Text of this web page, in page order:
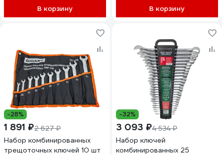
В корзину В корзину
-28%
1 891 ₽2 627 ₽
Набор комбинированных
трещоточных ключей 10 шт
-32%
3 093 ₽4 534 ₽
Набор ключей
комбинированных 25